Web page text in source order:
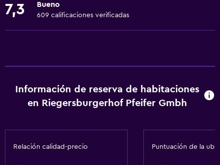
Calefacción
Zona de estar
Piso de parquet o madera noble
Estacionamiento y transporte
7,3 Bueno
609 calificaciones verificadas
Información de reserva de habitaciones
en Riegersburgerhof Pfeifer Gmbh
Relación calidad-precio Puntuación de la